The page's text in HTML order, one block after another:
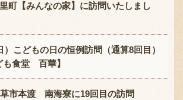
町【みんなの家】に訪問いたしまし
）こどもの日の恒例訪問（通算8回目）
も食堂 百華】
市本渡 南海寮に19回目の訪問